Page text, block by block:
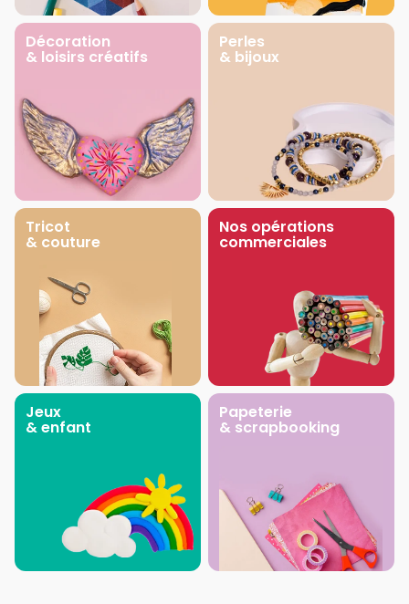
Décoration
& loisirs créatifs
Perles
& bijoux
Tricot
& couture
Nos opérations
commerciales
Jeux
& enfant
Papeterie
& scrapbooking